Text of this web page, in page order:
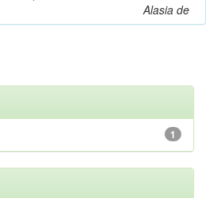
Alasia de
1